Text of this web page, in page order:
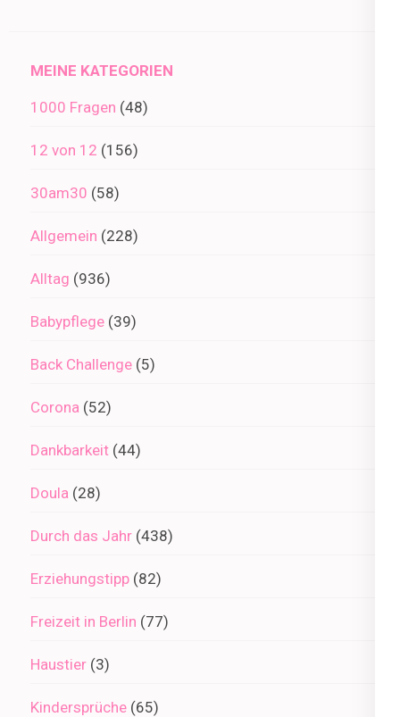
MEINE KATEGORIEN
1000 Fragen (48)
12 von 12 (156)
30am30 (58)
Allgemein (228)
Alltag (936)
Babypflege (39)
Back Challenge (5)
Corona (52)
Dankbarkeit (44)
Doula (28)
Durch das Jahr (438)
Erziehungstipp (82)
Freizeit in Berlin (77)
Haustier (3)
Kindersprüche (65)